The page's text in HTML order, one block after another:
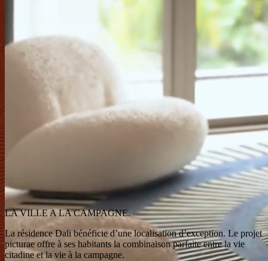
LA VILLEA LA CAMPAGNE.
La résidence Dali bénéficie d’une localisation d’exception. Le projet
picturae offre à ses habitants la combinaisonparfaite entre la vie
citadine et la vie à la campagne.